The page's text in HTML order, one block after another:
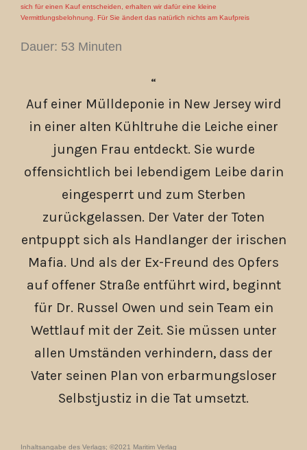
sich für einen Kauf entscheiden, erhalten wir dafür eine kleine
Vermittlungsbelohnung. Für Sie ändert das natürlich nichts am Kaufpreis
Dauer: 53 Minuten
Auf einer Mülldeponie in New Jersey wird
in einer alten Kühltruhe die Leiche einer
jungen Frau entdeckt. Sie wurde
offensichtlich bei lebendigem Leibe darin
eingesperrt und zum Sterben
zurückgelassen. Der Vater der Toten
entpuppt sich als Handlanger der irischen
Mafia. Und als der Ex-Freund des Opfers
auf offener Straße entführt wird, beginnt
für Dr. Russel Owen und sein Team ein
Wettlauf mit der Zeit. Sie müssen unter
allen Umständen verhindern, dass der
Vater seinen Plan von erbarmungsloser
Selbstjustiz in die Tat umsetzt.
Inhaltsangabe des Verlags; ©2021 Maritim Verlag